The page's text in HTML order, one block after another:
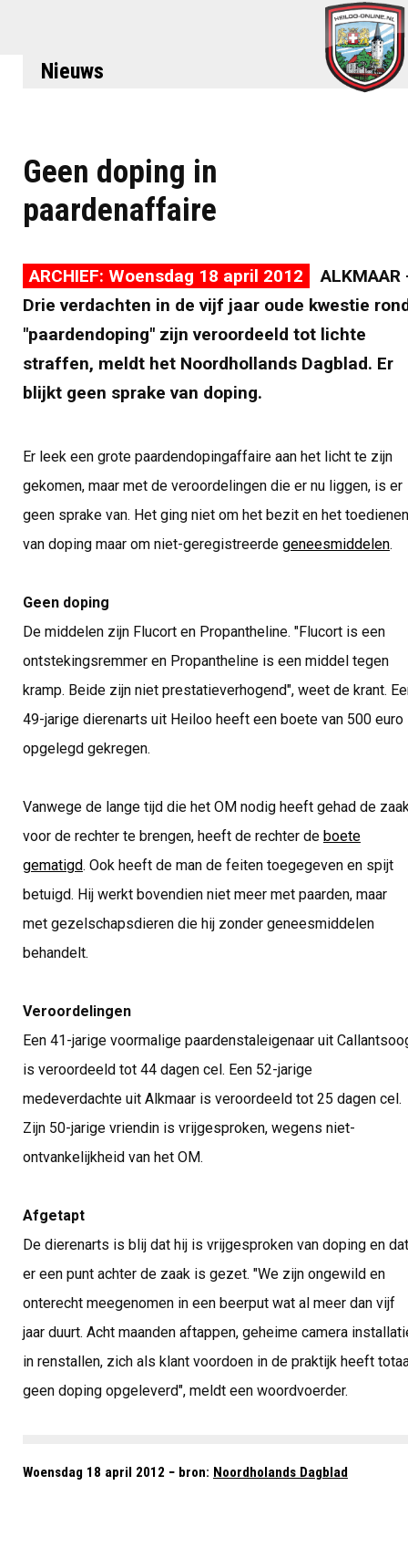
Nieuws
Geen doping in
paardenaffaire
ARCHIEF: Woensdag 18 april 2012
ALKMAAR
Drie verdachten in de vijf jaar oude kwestie
"paardendoping" zijn veroordeeld tot lichte
straffen, meldt het Noordhollands Dagblad. Er
blijkt geen sprake van doping.
Er leek een grote paardendopingaffaire aan het licht te zijn
gekomen, maar met de veroordelingen die er nu liggen, is er
geen sprake van. Het ging niet om het bezit en het toedienen
van doping maar om niet-geregistreerde geneesmiddelen.
Geen doping
De middelen zijn Flucort en Propantheline. "Flucort is een
ontstekingsremmer en Propantheline is een middel tegen
kramp. Beide zijn niet prestatieverhogend", weet de krant.
49-jarige dierenarts uit Heiloo heeft een boete van 500 euro
opgelegd gekregen.
Vanwege de lange tijd die het OM nodig heeft gehad de
voor de rechter te brengen, heeft de rechter de boete
gematigd. Ook heeft de man de feiten toegegeven en spijt
betuigd. Hij werkt bovendien niet meer met paarden, maar
met gezelschapsdieren die hij zonder geneesmiddelen
behandelt.
Veroordelingen
Een 41-jarige voormalige paardenstaleigenaar uit
is veroordeeld tot 44 dagen cel. Een 52-jarige
medeverdachte uit Alkmaar is veroordeeld tot 25 dagen cel.
Zijn 50-jarige vriendin is vrijgesproken, wegens niet-
ontvankelijkheid van het OM.
Afgetapt
De dierenarts is blij dat hij is vrijgesproken van doping en dat
er een punt achter de zaak is gezet. "We zijn ongewild en
onterecht meegenomen in een beerput wat al meer dan vijf
jaar duurt. Acht maanden aftappen, geheime camera
in renstallen, zich als klant voordoen in de praktijk heeft
geen doping opgeleverd", meldt een woordvoerder.
Woensdag 18 april 2012 − bron: Noordholands Dagblad